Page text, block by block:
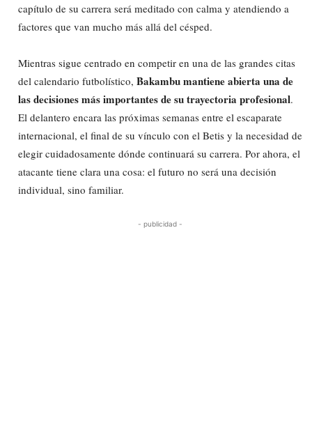
capítulo de su carrera será meditado con calma y atendiendo a
factores que van mucho más allá del césped.
Mientras sigue centrado en competir en una de las grandes citas
del calendario futbolístico, Bakambu mantiene abierta una de
las decisiones más importantes de su trayectoria profesional.
El delantero encara las próximas semanas entre el escaparate
internacional, el final de su vínculo con el Betis y la necesidad de
elegir cuidadosamente dónde continuará su carrera. Por ahora, el
atacante tiene clara una cosa: el futuro no será una decisión
individual, sino familiar.
- publicidad -